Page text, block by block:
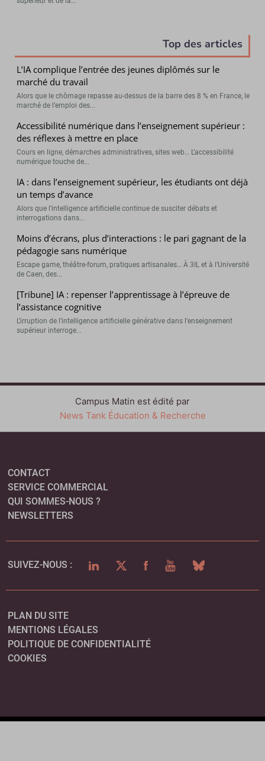
Top des articles
L’IA complique l’entrée des jeunes diplômés sur le
marché du travail
Alors que le chômage repasse au-dessus de la barre des 8 % en France, le
marché de l’emploi des...
Accessibilité numérique dans l’enseignement supérieur :
des réflexes à mettre en place
Cours en ligne, démarches administratives, sites web… L’accessibilité
numérique touche de...
IA : dans l’enseignement supérieur, les étudiants ont déjà
un temps d’avance
Alors que l’intelligence artificielle continue de susciter débats et
interrogations dans...
Moins d’écrans, plus d’interactions : le pari gagnant de la
pédagogie sans numérique
Escape game, théâtre-forum, pratiques artisanales… À 3IL et à l’Université
de Caen, des...
[Tribune] IA : repenser l’apprentissage à l’épreuve de
l’assistance cognitive
L’irruption de l’intelligence artificielle générative dans l’enseignement
supérieur interroge...
Campus Matin est édité par
News Tank Éducation & Recherche
CONTACT
SERVICE COMMERCIAL
QUI SOMMES-NOUS ?
NEWSLETTERS
SUIVEZ-NOUS : LINKEDINTWITTERFACEBOOKYOUTUBEBLUESKY
PLAN DU SITE
MENTIONS LÉGALES
POLITIQUE DE CONFIDENTIALITÉ
COOKIES